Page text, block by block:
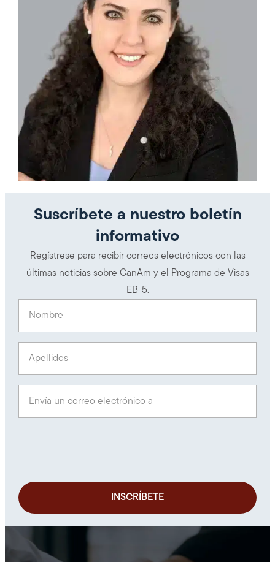
Suscríbete a nuestro boletín
informativo
Regístrese para recibir correos electrónicos con las
últimas noticias sobre CanAm y el Programa de Visas
EB-5.